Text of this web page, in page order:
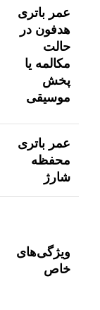
عمر باتری
هدفون در
حالت
مکالمه یا
پخش
موسیقی
عمر باتری
محفظه
شارژ
ویژگی‌های
خاص